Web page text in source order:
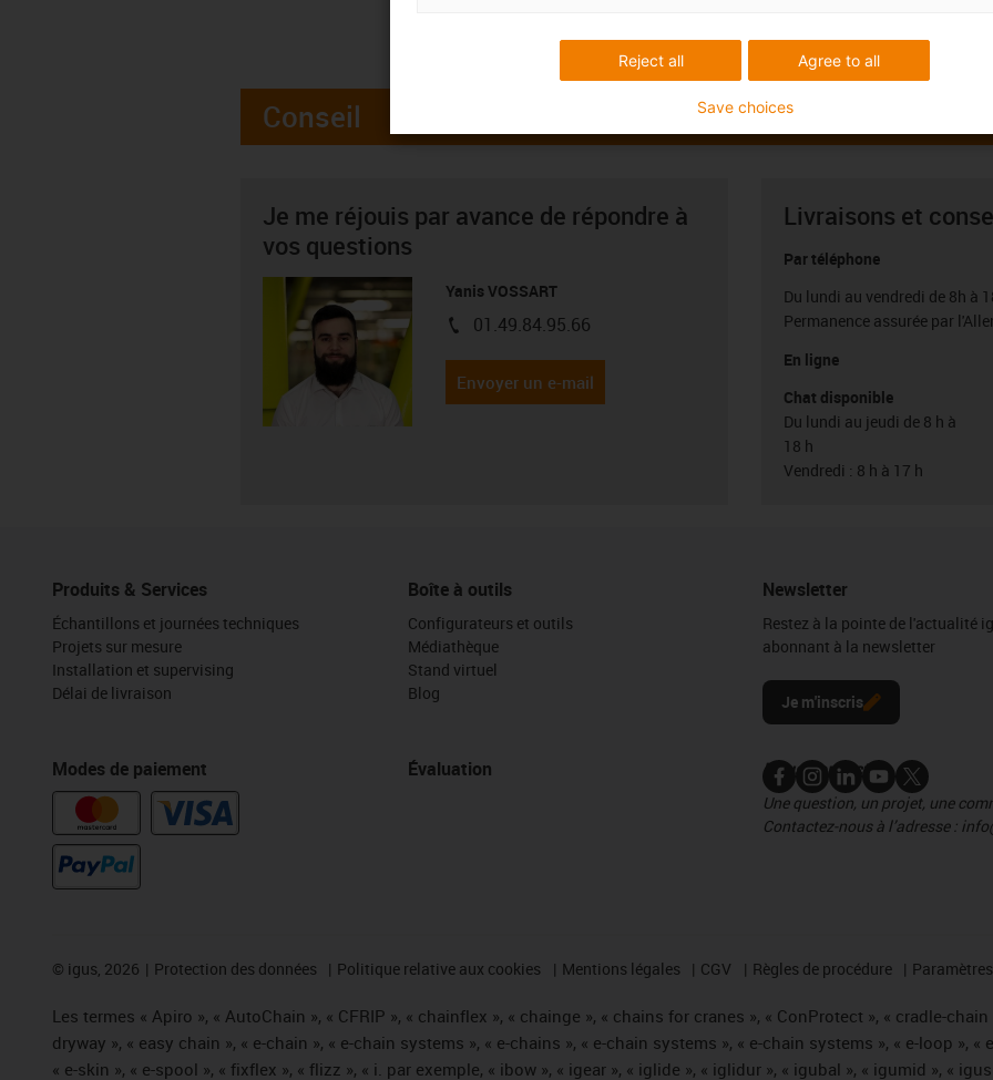
Conseil
Je me réjouis par avance de répondre à
vos questions
Yanis VOSSART
igus-icon-phone
01.49.84.95.66
Envoyer un e-mail
Livraisons et
Par téléphone
Du lundi au vendredi de 8h à
Permanence assurée par
En ligne
Chat disponible
Du lundi au jeudi de 8 h à
18 h
Vendredi : 8 h à 17 h
Produits & Services
Échantillons et journées techniques
Projets sur mesure
Installation et supervising
Délai de livraison
Modes de paiement
Boîte à outils
Configurateurs et outils
Médiathèque
Stand virtuel
Blog
Évaluation
Newsletter
Restez à la pointe de l'actualité
abonnant à la newsletter
Je m'inscris
Nous contacter
Une question, un projet, une
Contactez-nous à l’adresse :
© igus, 2026 Protection des données Politique relative aux cookies Mentions légales CGV Règles de procédure
Les termes « Apiro », « AutoChain », « CFRIP », « chainflex », « chainge », « chains for cranes », « ConProtect », « cradle-
dryway », « easy chain », « e-chain », « e-chain systems », « e-chains », « e-chain systems », « e-chain systems », « e-loop »,
« e-skin », « e-spool », « fixflex », « flizz », « i. par exemple, « ibow », « igear », « iglide », « iglidur », « igubal », « igumid », «
Agree to all
Reject all
Save choices